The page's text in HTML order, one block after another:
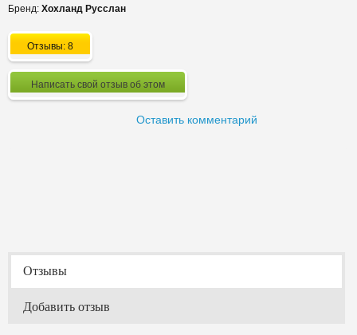
Бренд: Хохланд Русслан
Отзывы: 8
Написать свой отзыв об этом
Оставить комментарий
Отзывы
Добавить отзыв